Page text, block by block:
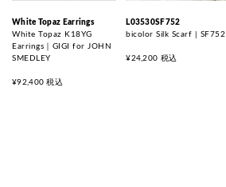
White Topaz Earrings
White Topaz K18YG
Earrings｜GIGI for JOHN
SMEDLEY
¥92,400 税込
L03530SF752
bicolor Silk Scarf | SF752
¥24,200 税込